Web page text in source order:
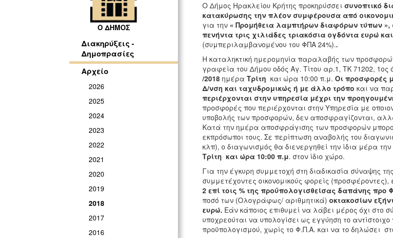
Ο ΔΗΜΟΣ
Διακηρύξεις -
Δημοπρασίες
Αρχείο
2026
2025
2024
2023
2022
2021
2020
2019
2018
2017
2016
Ο Δήμος Ηρακλείου Κρήτης προκηρύσσει συνοπτικό
κατακύρωσης την πλέον συμφέρουσα από
για την « Προμήθεια λαμπτήρων διαφόρων τύπων »,
πενήντα τρις χιλιάδες τριακόσια ογδόντα ευρώ
(συμπεριλαμβανομένου του ΦΠΑ 24%)..
Η καταληκτική ημερομηνία παραλαβής των
γραφεία του Δήμου οδός Αγ. Τίτου αρ.1, ΤΚ 71202,
/2018ημέρα Τρίτη και ώρα 10:00 π.μ. Οι προσφορές
Δ/νση και ταχυδρομικώς ή με άλλο τρόπο και να
περιέρχονται στην υπηρεσία μέχρι την
προσφορές που περιέρχονται στην Υπηρεσία με
υποβολής των προσφορών, δεν αποσφραγίζονται,
Κατά την ημέρα αποσφράγισης των προσφορών
εκπρόσωποι τους. Σε περίπτωση αναβολής του
κλπ), ο διαγωνισμός θα διενεργηθεί την ίδια μέρα
Τρίτη και ώρα 10:00 π.μ. στον ίδιο χώρο.
Για την έγκυρη συμμετοχή στη διαδικασία σύναψης
συμμετέχοντες οικονομικούς φορείς
2 επί τοις % της προϋπολογισθείσας δαπάνης προ
ποσό των (Ολογράφως/ αριθμητικά) οκτακοσίων
ευρώ. Εάν κάποιος επιθυμεί να λάβει μέρος όχι
υποχρεούται να υπολογίσει ως εγγύηση το
προϋπολογισμού, χωρίς το Φ.Π.Α. και να το δηλώσει